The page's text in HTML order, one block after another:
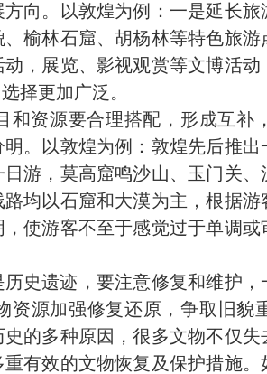
向。以敦煌为例：一是延长
榆林石窟、胡杨林等特色旅
，展览、影视观赏等文博活
择更加广泛。
和资源要合理搭配，形成互补
。以敦煌为例：敦煌先后推
游，莫高窟鸣沙山、玉门关、
均以石窟和大漠为主，根据游
使游客不至于感觉过于单调
史遗迹，要注意修复和维护
资源加强修复还原，争取旧貌
的多种原因，很多文物不仅
有效的文物恢复及保护措施